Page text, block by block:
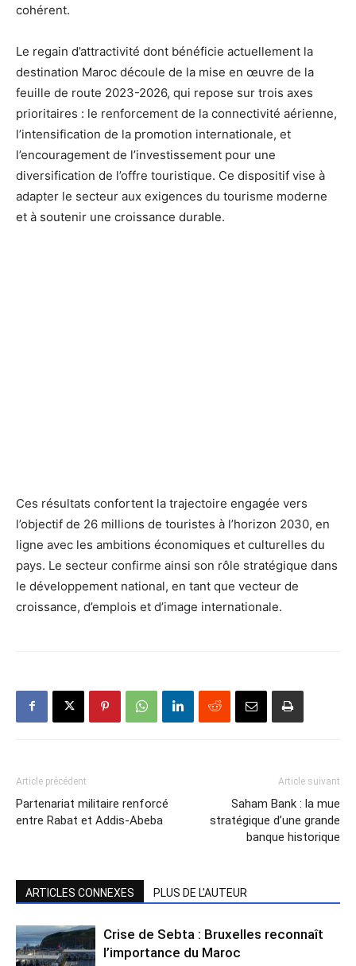
cohérent.
Le regain d’attractivité dont bénéficie actuellement la
destination Maroc découle de la mise en œuvre de la
feuille de route 2023-2026, qui repose sur trois axes
prioritaires : le renforcement de la connectivité aérienne,
l’intensification de la promotion internationale, et
l’encouragement de l’investissement pour une
diversification de l’offre touristique. Ce dispositif vise à
adapter le secteur aux exigences du tourisme moderne
et à soutenir une croissance durable.
Ces résultats confortent la trajectoire engagée vers
l’objectif de 26 millions de touristes à l’horizon 2030, en
ligne avec les ambitions économiques et culturelles du
pays. Le secteur confirme ainsi son rôle stratégique dans
le développement national, en tant que vecteur de
croissance, d’emplois et d’image internationale.
Article précédent
Partenariat militaire renforcé
entre Rabat et Addis-Abeba
Article suivant
Saham Bank : la mue
stratégique d’une grande
banque historique
ARTICLES CONNEXES PLUS DE L'AUTEUR
Crise de Sebta : Bruxelles reconnaît
l’importance du Maroc